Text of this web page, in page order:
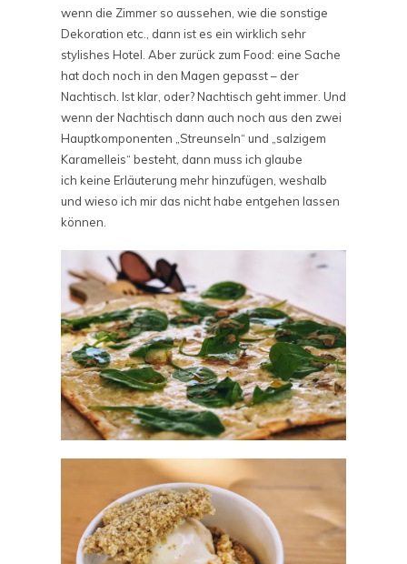
wenn die Zimmer so aussehen, wie die sonstige
Dekoration etc., dann ist es ein wirklich sehr
stylishes Hotel. Aber zurück zum Food: eine Sache
hat doch noch in den Magen gepasst – der
Nachtisch. Ist klar, oder? Nachtisch geht immer. Und
wenn der Nachtisch dann auch noch aus den zwei
Hauptkomponenten „Streunseln“ und „salzigem
Karamelleis“ besteht, dann muss ich glaube
ich keine Erläuterung mehr hinzufügen, weshalb
und wieso ich mir das nicht habe entgehen lassen
können.